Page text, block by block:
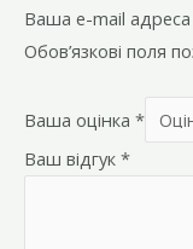
Ваша e-mail
Обов’язкові поля
Ваша оцінка *
Ваш відгук *